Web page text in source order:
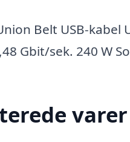
Belt USB-kabel
Gbit/sek. 240 W
varer